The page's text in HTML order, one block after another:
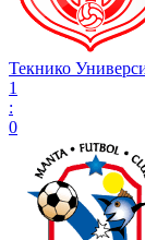
Текнико
1
:
0